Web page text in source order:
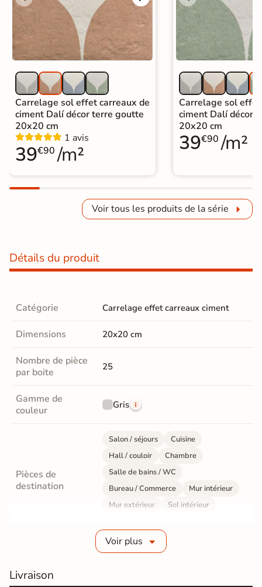
Carrelage sol effet carreaux de
ciment Dalí décor terre goutte
20x20 cm
1 avis
39€90 /m²
Carrelage sol
ciment Dalí décor
20x20 cm
39€90 /m²
Voir tous les produits de la série
Détails du produit
Catégorie Carrelage effet carreaux ciment
Dimensions 20x20 cm
Nombre de pièce
par boite
25
Gamme de
couleur
Gris
Pièces de
destination
Salon / séjours
Cuisine
Hall / couloir
Chambre
Salle de bains / WC
Bureau / Commerce
Mur intérieur
Mur extérieur
Sol intérieur
Grès cérame émaillé
Epaisseur
Voir plus
Livraison